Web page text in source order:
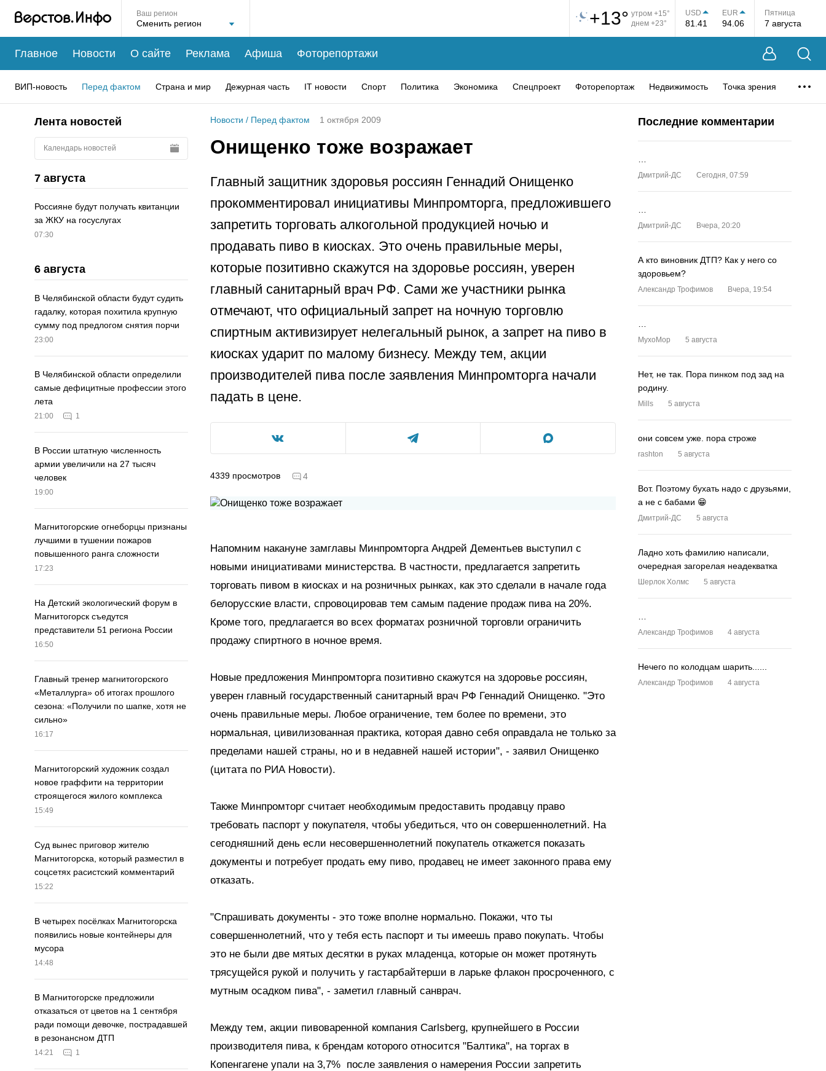
Ваш регион +13° утром +15°
днем +23°
USD
81.41
EUR
94.06
Пятница
7 августа
Главное Новости О сайте Реклама Афиша Фоторепортажи
ВИП-новость Перед фактом Страна и мир Дежурная часть IT новости Спорт Политика Экономика Спецпроект Фоторепортаж Недвижимость Точка зрения
Лента новостей
Календарь новостей
7 августа
Россияне будут получать квитанции
за ЖКУ на госуслугах
07:30
6 августа
В Челябинской области будут судить
гадалку, которая похитила крупную
сумму под предлогом снятия порчи
23:00
В Челябинской области определили
самые дефицитные профессии этого
лета
21:00 1
В России штатную численность
армии увеличили на 27 тысяч
человек
19:00
Магнитогорские огнеборцы признаны
лучшими в тушении пожаров
повышенного ранга сложности
17:23
На Детский экологический форум в
Магнитогорск съедутся
представители 51 региона России
16:50
Главный тренер магнитогорского
«Металлурга» об итогах прошлого
сезона: «Получили по шапке, хотя не
сильно»
16:17
Магнитогорский художник создал
новое граффити на территории
строящегося жилого комплекса
15:49
Суд вынес приговор жителю
Магнитогорска, который разместил в
соцсетях расистский комментарий
15:22
В четырех посёлках Магнитогорска
появились новые контейнеры для
мусора
14:48
В Магнитогорске предложили
отказаться от цветов на 1 сентября
ради помощи девочке, пострадавшей
в резонансном ДТП
14:21 1
Новости / Перед фактом 1 октября 2009
Онищенко тоже возражает
Главный защитник здоровья россиян Геннадий Онищенко
прокомментировал инициативы Минпромторга, предложившего
запретить торговать алкогольной продукцией ночью и
продавать пиво в киосках. Это очень правильные меры,
которые позитивно скажутся на здоровье россиян, уверен
главный санитарный врач РФ. Сами же участники рынка
отмечают, что официальный запрет на ночную торговлю
спиртным активизирует нелегальный рынок, а запрет на пиво в
киосках ударит по малому бизнесу. Между тем, акции
производителей пива после заявления Минпромторга начали
падать в цене.
4339 просмотров 4
Напомним накануне замглавы Минпромторга Андрей Дементьев выступил с
новыми инициативами министерства. В частности, предлагается запретить
торговать пивом в киосках и на розничных рынках, как это сделали в начале года
белорусские власти, спровоцировав тем самым падение продаж пива на 20%.
Кроме того, предлагается во всех форматах розничной торговли ограничить
продажу спиртного в ночное время.
Новые предложения Минпромторга позитивно скажутся на здоровье россиян,
уверен главный государственный санитарный врач РФ Геннадий Онищенко. "Это
очень правильные меры. Любое ограничение, тем более по времени, это
нормальная, цивилизованная практика, которая давно себя оправдала не только за
пределами нашей страны, но и в недавней нашей истории", - заявил Онищенко
(цитата по РИА Новости).
Также Минпромторг считает необходимым предоставить продавцу право
требовать паспорт у покупателя, чтобы убедиться, что он совершеннолетний. На
сегодняшний день если несовершеннолетний покупатель откажется показать
документы и потребует продать ему пиво, продавец не имеет законного права ему
отказать.
"Спрашивать документы - это тоже вполне нормально. Покажи, что ты
совершеннолетний, что у тебя есть паспорт и ты имеешь право покупать. Чтобы
это не были две мятых десятки в руках младенца, которые он может протянуть
трясущейся рукой и получить у гастарбайтерши в ларьке флакон просроченного, с
мутным осадком пива", - заметил главный санврач.
Между тем, акции пивоваренной компания Carlsberg, крупнейшего в России
производителя пива, к брендам которого относится "Балтика", на торгах в
Копенгагене упали на 3,7% после заявления о намерения России запретить
Последние комментарии
Дмитрий-ДС Сегодня, 07:59
Дмитрий-ДС Вчера, 20:20
А кто виновник ДТП? Как у него со
здоровьем?
Александр Трофимов Вчера, 19:54
MyxoMop 5 августа
Нет, не так. Пора пинком под зад на
родину.
Mills 5 августа
они совсем уже. пора строже
rashton 5 августа
Вот. Поэтому бухать надо с друзьями,
а не с бабами 😁
Дмитрий-ДС 5 августа
Ладно хоть фамилию написали,
очередная загорелая неадекватка
Шерлок Холмс 5 августа
Александр Трофимов 4 августа
Нечего по колодцам шарить......
Александр Трофимов 4 августа